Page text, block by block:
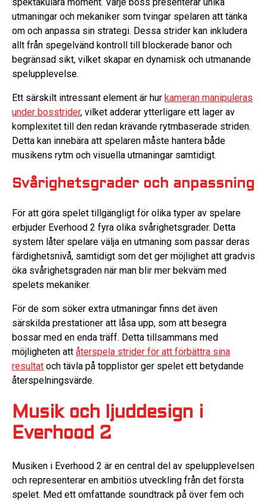
utmaningar och mekaniker som tvingar spelaren att tänka
om och anpassa sin strategi. Dessa strider kan inkludera
allt från spegelvänd kontroll till blockerade banor och
begränsad sikt, vilket skapar en dynamisk och utmanande
spelupplevelse.
Ett särskilt intressant element är hur kameran manipuleras
under bosstrider, vilket adderar ytterligare ett lager av
komplexitet till den redan krävande rytmbaserade striden.
Detta kan innebära att spelaren måste hantera både
musikens rytm och visuella utmaningar samtidigt.
Svårighetsgrader och anpassning
För att göra spelet tillgängligt för olika typer av spelare
erbjuder Everhood 2 fyra olika svårighetsgrader. Detta
system låter spelare välja en utmaning som passar deras
färdighetsnivå, samtidigt som det ger möjlighet att gradvis
öka svårighetsgraden när man blir mer bekväm med
spelets mekaniker.
För de som söker extra utmaningar finns det även
särskilda prestationer att låsa upp, som att besegra
bossar med en enda träff. Detta tillsammans med
möjligheten att återspela strider för att förbättra sina
resultat och tävla på topplistor ger spelet ett betydande
återspelningsvärde.
Musik och ljuddesign i
Everhood 2
Musiken i Everhood 2 är en central del av spelupplevelsen
och representerar en ambitiös utveckling från det första
spelet. Med ett omfattande soundtrack på över fem och